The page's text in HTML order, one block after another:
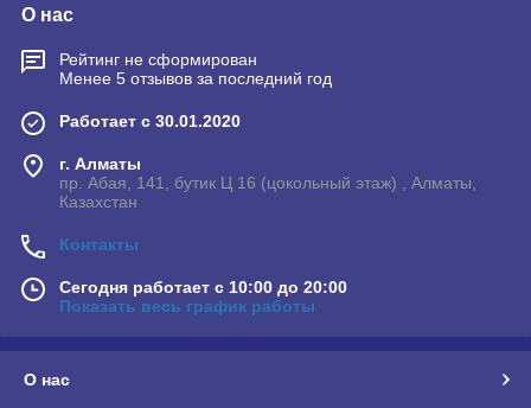
О нас
Рейтинг не сформирован
Менее 5 отзывов за последний год
Работает с 30.01.2020
г. Алматы
пр. Абая, 141, бутик Ц 16 (цокольный этаж) , Алматы,
Казахстан
Контакты
Сегодня работает с 10:00 до 20:00
Показать весь график работы
О нас